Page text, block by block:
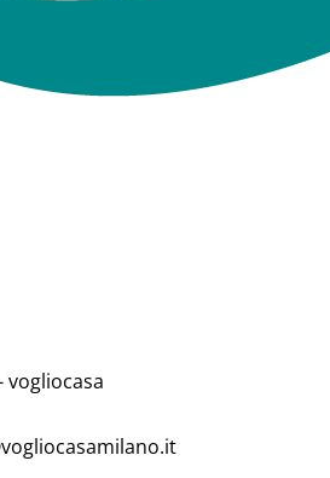
vogliocasa